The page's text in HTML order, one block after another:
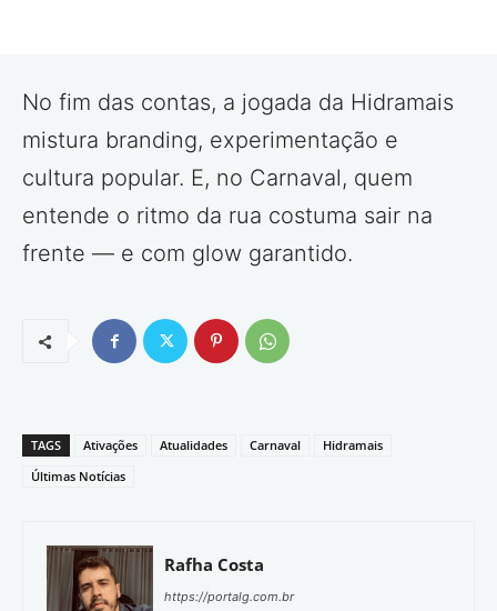
No fim das contas, a jogada da Hidramais
mistura branding, experimentação e
cultura popular. E, no Carnaval, quem
entende o ritmo da rua costuma sair na
frente — e com glow garantido.
TAGS Ativações Atualidades Carnaval
Hidramais
Últimas Notícias
Rafha Costa
https://portalg.com.br